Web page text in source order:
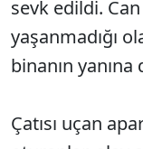
sevk edildi.
yaşanmadığı
binanın yanına
Çatısı uçan